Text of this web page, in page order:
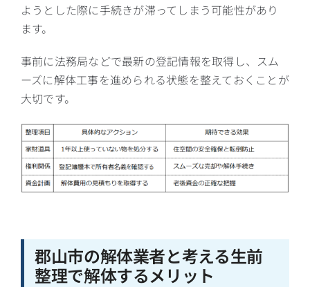
ようとした際に手続きが滞ってしまう可能性があり
ます。
事前に法務局などで最新の登記情報を取得し、スム
ーズに解体工事を進められる状態を整えておくことが
大切です。
郡山市の解体業者と考える生前
整理で解体するメリット